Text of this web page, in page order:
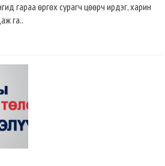
гараа өргөх сурагч цөөрч ирдэг, харин
га..